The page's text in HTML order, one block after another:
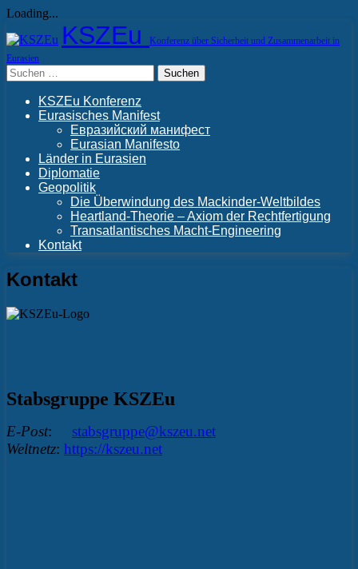
Loading...
to
content
KSZEu
Konferenz über Sicherheit und Zusammenarbeit in
Eurasien
Suchen
nach:
KSZEu Konferenz
Eurasisches Manifest
Евразийский манифест
Eurasian Manifesto
Länder in Eurasien
Diplomatie
Geopolitik
Die Überwindung des Mackinder-Weltbildes
Heartland-Theorie – Axiom der Rechtfertigung
Transatlantisches Macht-Engineering
Kontakt
Kontakt
Stabsgruppe KSZEu
E-Post: stabsgruppe@kszeu.net
Weltnetz: https://kszeu.net